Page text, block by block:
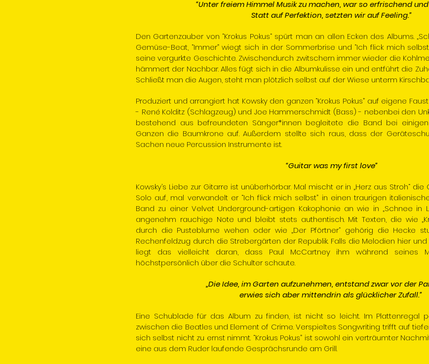
“Unter freiem Himmel Musik zu machen, war so erfrischend
Statt auf Perfektion, setzten wir auf Feeling.”
Den Gartenzauber von “Krokus Pokus“ spürt man an allen Ecken des Albums.
Gemüse-Beat, “Immer” wiegt sich in der Sommerbrise und “Ich flick mich
seine vergurkte Geschichte. Zwischendurch zwitschern immer wieder die
hämmert der Nachbar. Alles fügt sich in die Albumkulisse ein und entführt die
Schließt man die Augen, steht man plötzlich selbst auf der Wiese unterm
Produziert und arrangiert hat Kowsky den ganzen “Krokus Pokus” auf eigene
- René Kolditz (Schlagzeug) und Joe Hammerschmidt (Bass) - nebenbei den
bestehend aus befreundeten Sänger*innen begleitete die Band bei
Ganzen die Baumkrone auf. Außerdem stellte sich raus, dass der
Sachen neue Percussion Instrumente ist.
“Guitar was my first love”
Kowsky’s Liebe zur Gitarre ist unüberhörbar. Mal mischt er in „Herz aus Stroh“
Solo auf, mal verwandelt er “Ich flick mich selbst” in einen traurigen
Band zu einer Velvet Underground-artigen Kakophonie an wie in „Schnee in
angenehm rauchige Note und bleibt stets authentisch. Mit Texten, die wie
durch die Pusteblume wehen oder wie „Der Pförtner“ gehörig die Hecke
Rechenfeldzug durch die Strebergärten der Republik. Falls die Melodien hier
liegt das vielleicht daran, dass Paul McCartney ihm während seines
höchstpersönlich über die Schulter schaute.
„Die Idee, im Garten aufzunehmen, entstand zwar vor der
erwies sich aber mittendrin als glücklicher Zufall.”
Eine Schublade für das Album zu finden, ist nicht so leicht. Im Plattenregal
zwischen die Beatles und Element of Crime. Verspieltes Songwriting trifft auf
sich selbst nicht zu ernst nimmt. “Krokus Pokus” ist sowohl ein verträumter
eine aus dem Ruder laufende Gesprächsrunde am Grill.